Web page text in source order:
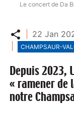
Le concert de Da
Partager
22 Jan
CHAMPSAUR-
Depuis 2023,
« ramener de
notre